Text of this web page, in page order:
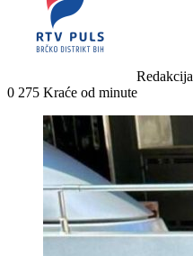
Redakcija
0 275 Kraće od minute